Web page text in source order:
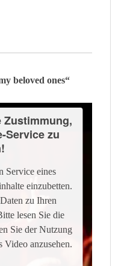
Consent
beloved ones“
Zustimmung,
Service zu
Service eines
einzubetten.
zu Ihren
lesen Sie die
Sie der Nutzung
Video anzusehen.